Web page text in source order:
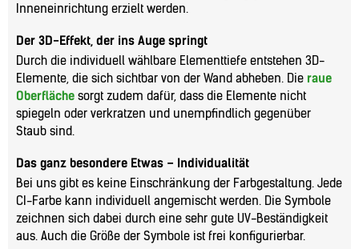
Inneneinrichtung erzielt werden.
Der 3D-Effekt, der ins Auge springt
Durch die individuell wählbare Elementtiefe entstehen 3D-
Elemente, die sich sichtbar von der Wand abheben. Die raue
Oberfläche sorgt zudem dafür, dass die Elemente nicht
spiegeln oder verkratzen und unempfindlich gegenüber
Staub sind.
Das ganz besondere Etwas – Individualität
Bei uns gibt es keine Einschränkung der Farbgestaltung. Jede
CI-Farbe kann individuell angemischt werden. Die Symbole
zeichnen sich dabei durch eine sehr gute UV-Beständigkeit
aus. Auch die Größe der Symbole ist frei konfigurierbar.